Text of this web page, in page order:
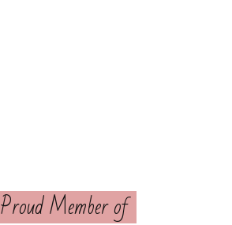
Proud Member of